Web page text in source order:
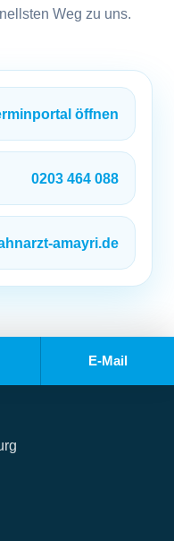
Weg zu uns.
öffnen
0203 464 088
amayri.de
E-Mail